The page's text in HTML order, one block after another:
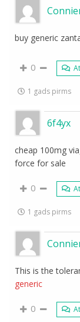
buy generic
0
1 gads pirms
6f4yx
cheap 100mg
force for sale
0
1 gads pirms
This is the
generic
0